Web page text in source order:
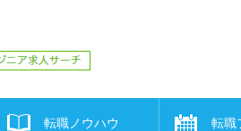
転職ノウハウ 転職